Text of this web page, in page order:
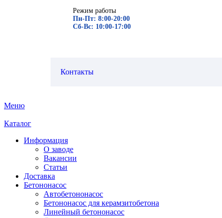
Режим работы
Пн-Пт: 8:00-20:00
Сб-Вс: 10:00-17:00
Контакты
Меню
Каталог
Информация
О заводе
Вакансии
Статьи
Доставка
Бетононасос
Автобетононасос
Бетононасос для керамзитобетона
Линейный бетононасос